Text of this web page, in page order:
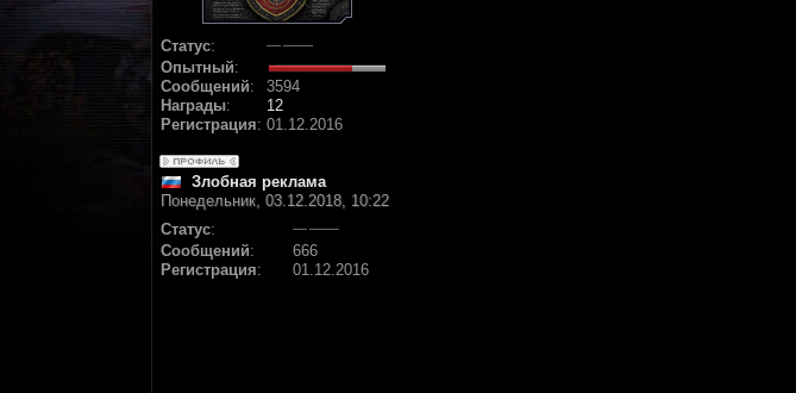
Статус:
Опытный:
Сообщений:
3594
Награды:
12
Регистрация: 01.12.2016
Злобная реклама
Понедельник, 03.12.2018, 10:22
Статус:
Сообщений:
666
Регистрация: 01.12.2016